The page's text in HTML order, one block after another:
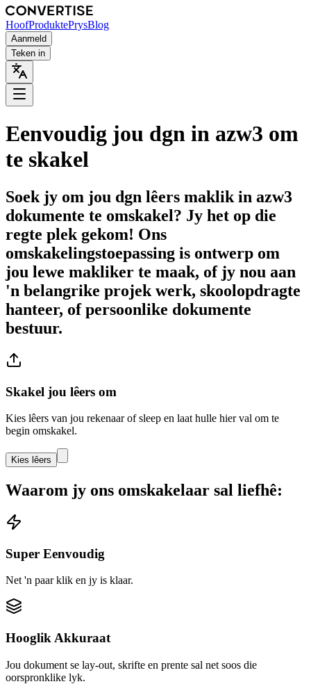
HoofProduktePrysBlog
Aanmeld
Teken in
Eenvoudig jou dgn in azw3 om
te skakel
Soek jy om jou dgn lêers maklik in azw3
dokumente te omskakel? Jy het op die
regte plek gekom! Ons
omskakelingstoepassing is ontwerp om
jou lewe makliker te maak, of jy nou aan
'n belangrike projek werk, skoolopdragte
hanteer, of persoonlike dokumente
bestuur.
Skakel jou lêers om
Kies lêers van jou rekenaar of sleep en laat hulle hier val om te
begin omskakel.
Kies lêers
Waarom jy ons omskakelaar sal liefhê:
Super Eenvoudig
Net 'n paar klik en jy is klaar.
Hooglik Akkuraat
Jou dokument se lay-out, skrifte en prente sal net soos die
oorspronklike lyk.